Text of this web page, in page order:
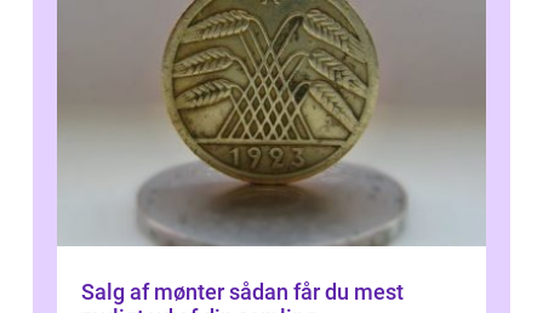
Salg af mønter sådan får du mest